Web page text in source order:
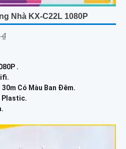
Nhà KX-C22L 1080P
₫
.
Có Màu Ban Ðêm.
Plastic.